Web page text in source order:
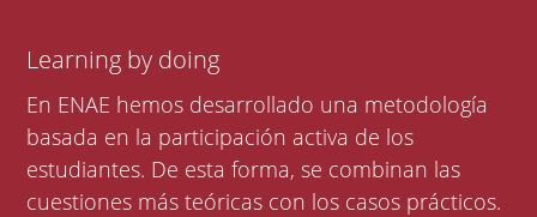
Learning by doing
En ENAE hemos desarrollado una metodología
basada en la participación activa de los
estudiantes. De esta forma, se combinan las
cuestiones más teóricas con los casos prácticos.